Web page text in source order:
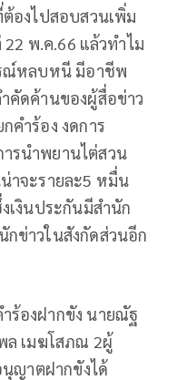
องไปสอบสวนเพิ่ม
พ.ค.66 แล้วทำไม
ณ์หลบหนี มีอาชีพ
คัดค้านของผู้สื่อข่าว
คำร้อง งดการ
รนำพยานไต่สวน
าจะรายละ5 หมื่น
เงินประกันมีสำนัก
ข่าวในสังกัดส่วนอีก
ร้องฝากขัง นายณัฐ
เมฆโสภณ 2ผู้
ญาตฝากขังได้